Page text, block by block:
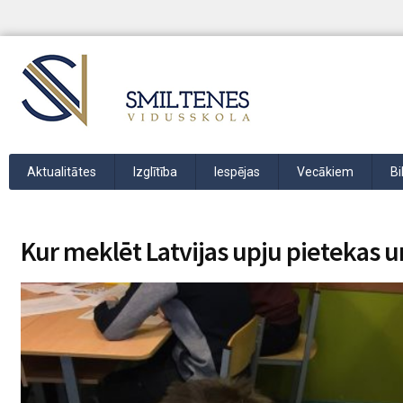
Aktualitātes Izglītība Iespējas Vecākiem
Kur meklēt Latvijas upju pietekas